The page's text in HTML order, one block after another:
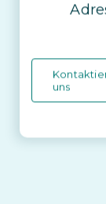
uns